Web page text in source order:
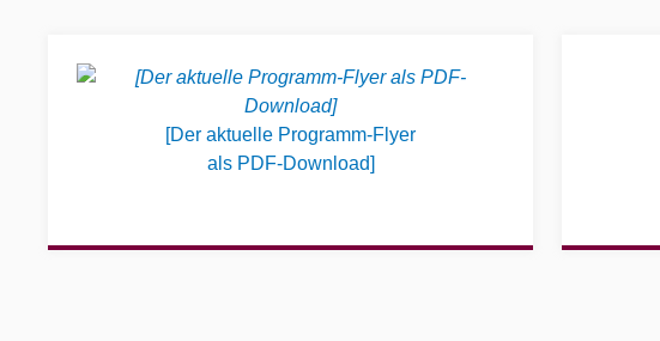
Widgets
[Der aktuelle Programm-Flyer
als PDF-Download]